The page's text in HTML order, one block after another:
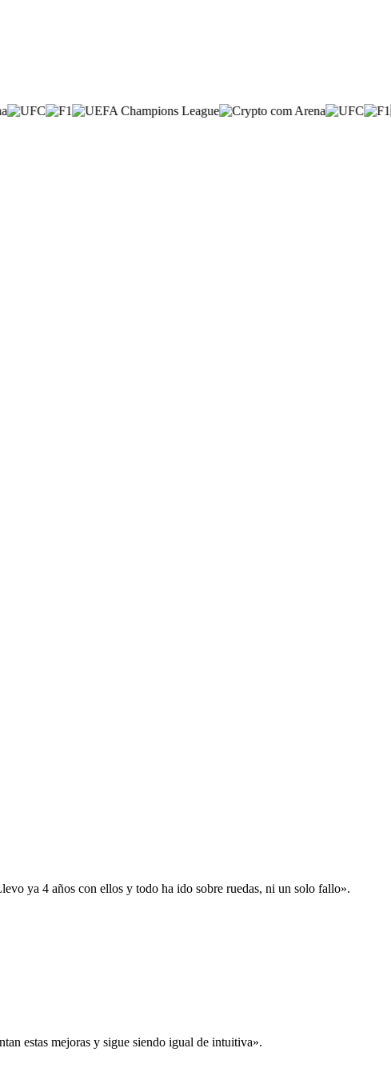
ya 4 años con ellos y todo ha ido sobre ruedas, ni un solo fallo».
estas mejoras y sigue siendo igual de intuitiva».